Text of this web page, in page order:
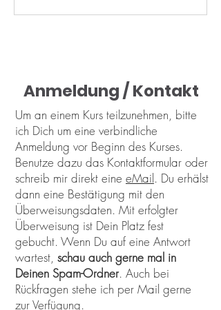
Anmeldung / Kontakt
Um an einem Kurs teilzunehmen, bitte
ich Dich um eine verbindliche
Anmeldung vor Beginn des Kurses.
Benutze dazu das Kontaktformular oder
schreib mir direkt eine eMail. Du erhälst
dann eine Bestätigung mit den
Überweisungsdaten. Mit erfolgter
Überweisung ist Dein Platz fest
gebucht. Wenn Du auf eine Antwort
wartest, schau auch gerne mal in
Deinen Spam-Ordner. Auch bei
Rückfragen stehe ich per Mail gerne
zur Verfügung.